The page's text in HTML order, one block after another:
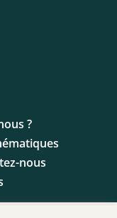
?
nous